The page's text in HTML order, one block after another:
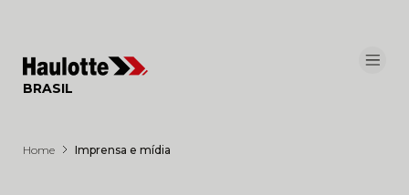
BRASIL
Home Imprensa e mídia